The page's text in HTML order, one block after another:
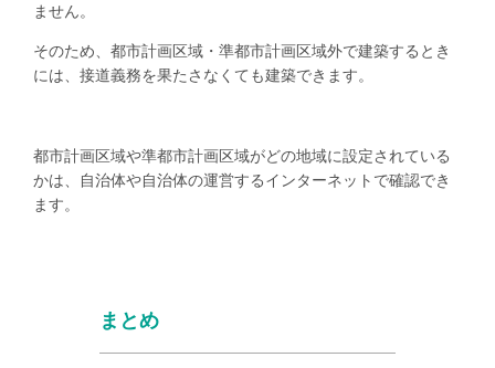
ません。
そのため、都市計画区域・準都市計画区域外で建築するとき
には、接道義務を果たさなくても建築できます。
都市計画区域や準都市計画区域がどの地域に設定されている
かは、自治体や自治体の運営するインターネットで確認でき
ます。
まとめ